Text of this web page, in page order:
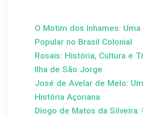
O Motim dos Inhames: Uma
Popular no Brasil Colonial
Rosais: História, Cultura e
Ilha de São Jorge
José de Avelar de Melo:
História Açoriana
Diogo de Matos da Silveira: